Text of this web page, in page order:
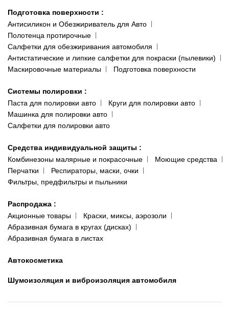
Подготовка поверхности :
Антисиликон и Обезжириватель для Авто
Полотенца протирочные
Салфетки для обезжиривания автомобиля
Антистатические и липкие салфетки для покраски (пылевики)
Маскировочные материалы
Подготовка поверхности
Системы полировки :
Паста для полировки авто
Круги для полировки авто
Машинка для полировки авто
Салфетки для полировки авто
Средства индивидуальной защиты :
Комбинезоны малярные и покрасочные
Моющие средства
Перчатки
Респираторы, маски, очки
Фильтры, предфильтры и пыльники
Распродажа :
Акционные товары
Краски, миксы, аэрозоли
Абразивная бумага в кругах (дисках)
Абразивная бумага в листах
Автокосметика
Шумоизоляция и виброизоляция автомобиля